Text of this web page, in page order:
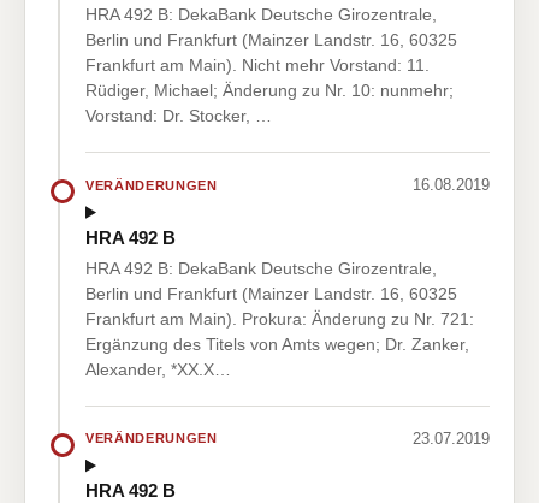
HRA 492 B: DekaBank Deutsche Girozentrale,
Berlin und Frankfurt (Mainzer Landstr. 16, 60325
Frankfurt am Main). Nicht mehr Vorstand: 11.
Rüdiger, Michael; Änderung zu Nr. 10: nunmehr;
Vorstand: Dr. Stocker, …
VERÄNDERUNGEN 16.08.2019
HRA 492 B
HRA 492 B: DekaBank Deutsche Girozentrale,
Berlin und Frankfurt (Mainzer Landstr. 16, 60325
Frankfurt am Main). Prokura: Änderung zu Nr. 721:
Ergänzung des Titels von Amts wegen; Dr. Zanker,
Alexander, *XX.X…
VERÄNDERUNGEN 23.07.2019
HRA 492 B